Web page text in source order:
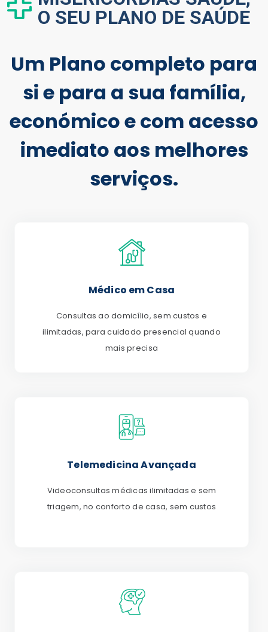
O SEU PLANO DE SAÚDE
Um Plano completo para
si e para a sua família,
económico e com acesso
imediato aos melhores
serviços.
Médico em Casa
Consultas ao domicílio, sem custos e
ilimitadas, para cuidado presencial quando
mais precisa
Telemedicina Avançada
Videoconsultas médicas ilimitadas e sem
triagem, no conforto de casa, sem custos